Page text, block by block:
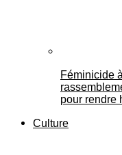
Féminicide
pour rendre
Culture